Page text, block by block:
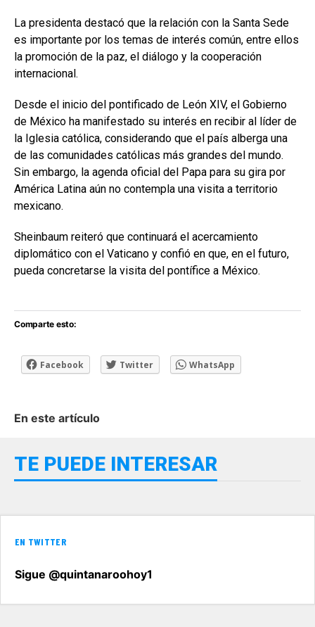
La presidenta destacó que la relación con la Santa Sede
es importante por los temas de interés común, entre ellos
la promoción de la paz, el diálogo y la cooperación
internacional.
Desde el inicio del pontificado de León XIV, el Gobierno
de México ha manifestado su interés en recibir al líder de
la Iglesia católica, considerando que el país alberga una
de las comunidades católicas más grandes del mundo.
Sin embargo, la agenda oficial del Papa para su gira por
América Latina aún no contempla una visita a territorio
mexicano.
Sheinbaum reiteró que continuará el acercamiento
diplomático con el Vaticano y confió en que, en el futuro,
pueda concretarse la visita del pontífice a México.
Comparte esto:
Facebook Twitter WhatsApp
En este artículo
TE PUEDE INTERESAR
EN TWITTER
Sigue @quintanaroohoy1